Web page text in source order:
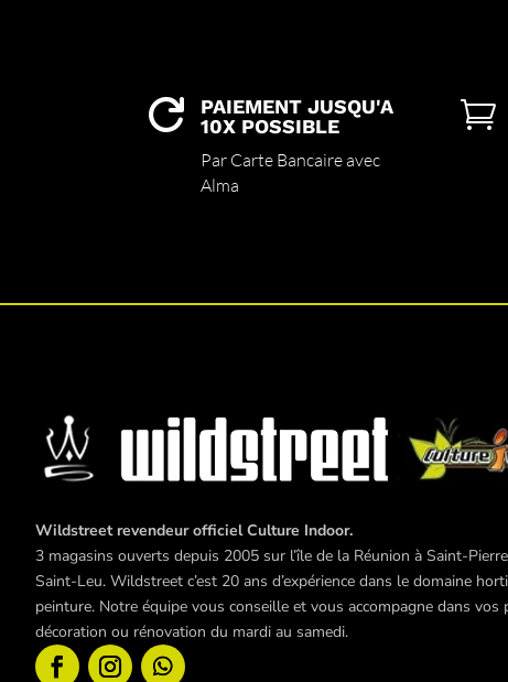

PAIEMENT JUSQU'A
10X POSSIBLE
Par Carte Bancaire avec
Alma

Wildstreet revendeur officiel Culture Indoor.
3 magasins ouverts depuis 2005 sur l’île de la Réunion à Saint-
Saint-Leu. Wildstreet c’est 20 ans d’expérience dans le domaine
peinture. Notre équipe vous conseille et vous accompagne dans
décoration ou rénovation du mardi au samedi.